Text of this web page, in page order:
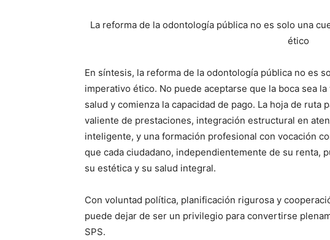
La reforma de la odontología pública no es solo una
ético
En síntesis, la reforma de la odontología pública no es
imperativo ético. No puede aceptarse que la boca sea
salud y comienza la capacidad de pago. La hoja de ruta
valiente de prestaciones, integración estructural en
inteligente, y una formación profesional con vocación
que cada ciudadano, independientemente de su renta,
su estética y su salud integral.
Con voluntad política, planificación rigurosa y
puede dejar de ser un privilegio para convertirse
SPS.